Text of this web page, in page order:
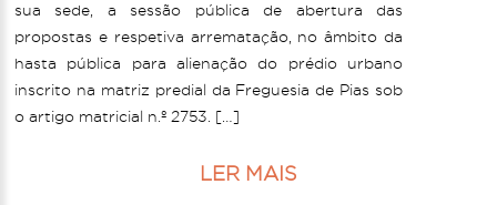
sua sede, a sessão pública de abertura das
propostas e respetiva arrematação, no âmbito da
hasta pública para alienação do prédio urbano
inscrito na matriz predial da Freguesia de Pias sob
o artigo matricial n.º 2753. […]
LER MAIS